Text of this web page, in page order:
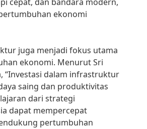
ekonomi
juga menjadi fokus utama
ekonomi. Menurut Sri
“Investasi dalam infrastruktur
saing dan produktivitas
dari strategi
dapat mempercepat
pertumbuhan